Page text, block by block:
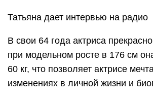
Татьяна дает интервью на радио
В свои 64 года актриса
при модельном росте в 176 см
60 кг, что позволяет актрисе
изменениях в личной жизни и